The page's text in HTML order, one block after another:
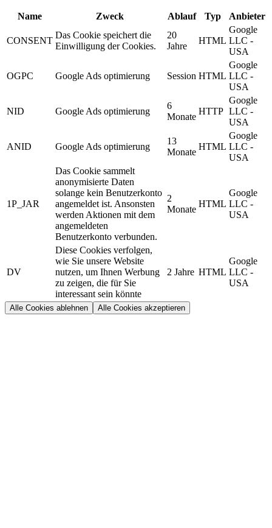
Name Zweck Ablauf Typ Anbieter
CONSENT
Das Cookie speichert die
Einwilligung der Cookies.
20
Jahre
HTML
Google
LLC -
USA
OGPC Google Ads optimierung Session HTML
Google
LLC -
USA
NID Google Ads optimierung
6
Monate
HTTP
Google
LLC -
USA
ANID Google Ads optimierung
13
Monate
HTML
Google
LLC -
USA
1P_JAR
Das Cookie sammelt
anonymisierte Daten
solange kein Benutzerkonto
angemeldet ist. Ansonsten
werden Aktionen mit dem
angemeldeten
Benutzerkonto verbunden.
2
Monate
HTML
Google
LLC -
USA
DV
Diese Cookies verfolgen,
wie Sie unsere Website
nutzen, um Ihnen Werbung
zu zeigen, die für Sie
interessant sein könnte
2 Jahre HTML
Google
LLC -
USA
Alle Cookies ablehnen Alle Cookies akzeptieren